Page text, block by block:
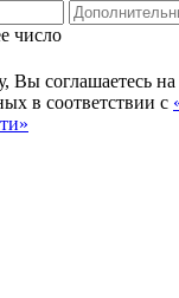
число
Вы соглашаетесь на
в соответствии с